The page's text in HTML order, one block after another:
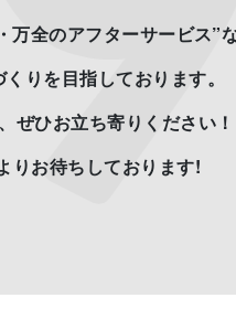
万全のアフターサービス”
りを目指しております。
ぜひお立ち寄りください！
りお待ちしております!